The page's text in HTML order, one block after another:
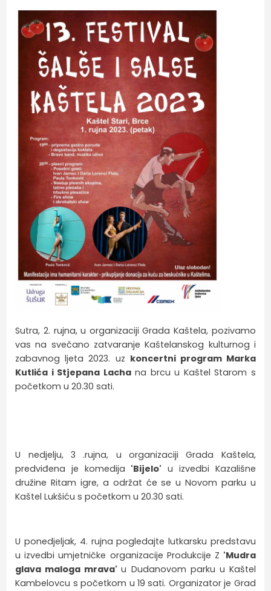
Sutra, 2. rujna, u organizaciji Grada Kaštela, pozivamo
vas na svečano zatvaranje Kaštelanskog kulturnog i
zabavnog ljeta 2023. uz koncertni program Marka
Kutlića i Stjepana Lachana brcu u Kaštel Starom s
početkom u 20.30 sati.
U nedjelju, 3 .rujna, u organizaciji Grada Kaštela,
predviđena je komedija 'Bijelo' u izvedbi Kazališne
družine Ritam igre, a održat će se u Novom parku u
Kaštel Lukšiću s početkom u 20.30 sati.
U ponedjeljak, 4. rujna pogledajte lutkarsku predstavu
u izvedbi umjetničke organizacije Produkcije Z 'Mudra
glava maloga mrava'u Dudanovom parku u Kaštel
Kambelovcu s početkom u 19 sati. Organizator je Grad